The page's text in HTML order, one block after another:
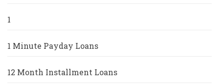
1
1 Minute Payday Loans
12 Month Installment Loans